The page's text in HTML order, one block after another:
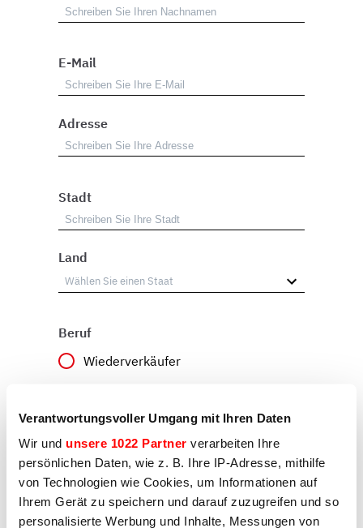
Verantwortungsvoller Umgang mit Ihren Daten
Wir und unsere 1022 Partner verarbeiten Ihre
persönlichen Daten, wie z. B. Ihre IP-Adresse, mithilfe
von Technologien wie Cookies, um Informationen auf
Ihrem Gerät zu speichern und darauf zuzugreifen und so
personalisierte Werbung und Inhalte, Messungen von
E-Mail
Adresse
Stadt
Land
Beruf
Wiederverkäufer
Sonstiges
Anliegen